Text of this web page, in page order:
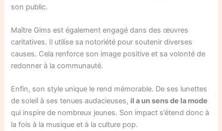
son public.
Maître Gims est également engagé dans des œuvres
caritatives. Il utilise sa notoriété pour soutenir diverses
causes. Cela renforce son image positive et sa volonté de
redonner à la communauté.
Enfin, son style unique le rend mémorable. De ses lunettes
de soleil à ses tenues audacieuses, il a un sens de la mode
qui inspire de nombreux jeunes. Son impact s’étend donc à
la fois à la musique et à la culture pop.